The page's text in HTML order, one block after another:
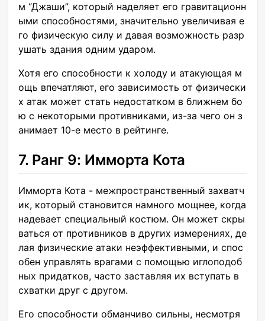
м “Джаши”, который наделяет его гравитационн
ыми способностями, значительно увеличивая е
го физическую силу и давая возможность разр
ушать здания одним ударом.
Хотя его способности к холоду и атакующая м
ощь впечатляют, его зависимость от физически
х атак может стать недостатком в ближнем бо
ю с некоторыми противниками, из-за чего он з
анимает 10-е место в рейтинге.
7. Ранг 9: Имморта Кота
Имморта Кота - межпространственный захватч
ик, который становится намного мощнее, когда
надевает специальный костюм. Он может скры
ваться от противников в других измерениях, де
лая физические атаки неэффективными, и спос
обен управлять врагами с помощью иглоподоб
ных придатков, часто заставляя их вступать в
схватки друг с другом.
Его способности обманчиво сильны, несмотря